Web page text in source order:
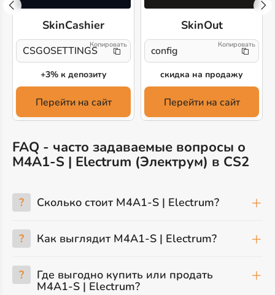
SkinCashier
CSGOSETTINGS
+3% к депозиту
Перейти на сайт
SkinOut
config
скидка на продажу
Перейти на сайт
FAQ - часто задаваемые вопросы о
M4A1-S | Electrum (Электрум) в CS2
? Сколько стоит M4A1-S | Electrum?
? Как выглядит M4A1-S | Electrum?
? Где выгодно купить или продать
M4A1-S | Electrum?